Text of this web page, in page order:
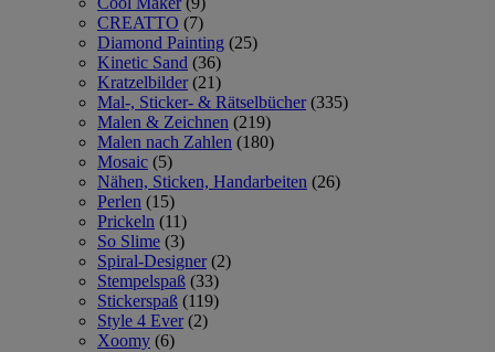
CREATTO (7)
Diamond Painting (25)
Kinetic Sand (36)
Kratzelbilder (21)
Mal-, Sticker- & Rätselbücher (335)
Malen & Zeichnen (219)
Malen nach Zahlen (180)
Mosaic (5)
Nähen, Sticken, Handarbeiten (26)
Perlen (15)
Prickeln (11)
So Slime (3)
Spiral-Designer (2)
Stempelspaß (33)
Stickerspaß (119)
Style 4 Ever (2)
Xoomy (6)